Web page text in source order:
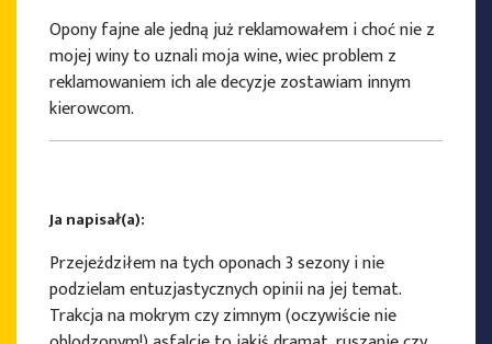
Opony fajne ale jedną już reklamowałem i choć nie z
mojej winy to uznali moja wine, wiec problem z
reklamowaniem ich ale decyzje zostawiam innym
kierowcom.
Ja napisał(a):
Przejeździłem na tych oponach 3 sezony i nie
podzielam entuzjastycznych opinii na jej temat.
Trakcja na mokrym czy zimnym (oczywiście nie